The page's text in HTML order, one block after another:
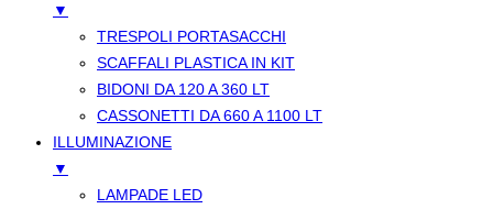
▼
TRESPOLI PORTASACCHI
SCAFFALI PLASTICA IN KIT
BIDONI DA 120 A 360 LT
CASSONETTI DA 660 A 1100 LT
ILLUMINAZIONE
▼
LAMPADE LED